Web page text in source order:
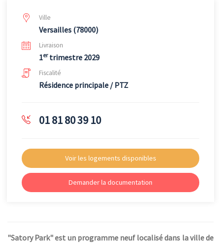
Ville
Versailles (78000)
Livraison
1ertrimestre 2029
Fiscalité
Résidence principale / PTZ
01 81 80 39 10
Voir les logements disponibles
Demander la documentation
"Satory Park" est un programme neuf localisé dans la ville de